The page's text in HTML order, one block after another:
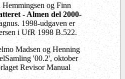
og Finn
- Almen del 2000-
1998-udgaven er
i UfR 1998 B.522.
Madsen og Henning
'00.2', oktober
Revisor Manual